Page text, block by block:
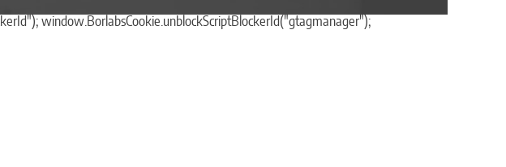
window.BorlabsCookie.unblockScriptBlockerId("gtagmanager");